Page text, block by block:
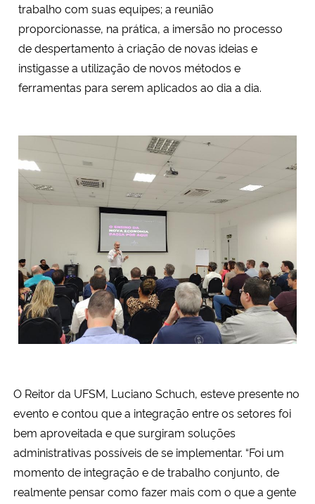
trabalho com suas equipes; a reunião
proporcionasse, na prática, a imersão no processo
de despertamento à criação de novas ideias e
instigasse a utilização de novos métodos e
ferramentas para serem aplicados ao dia a dia.
O Reitor da UFSM, Luciano Schuch, esteve presente no
evento e contou que a integração entre os setores foi
bem aproveitada e que surgiram soluções
administrativas possíveis de se implementar. “Foi um
momento de integração e de trabalho conjunto, de
realmente pensar como fazer mais com o que a gente